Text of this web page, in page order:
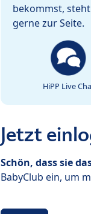
bekommst,
gerne zur Seite.
HiPP Live
Jetzt
Schön, dass sie
BabyClub ein, um